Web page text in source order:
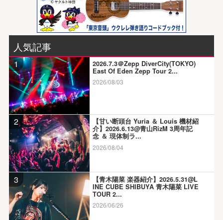
人気記事
1
2026.7.3＠Zepp DiverCity(TOKYO)
East Of Eden Zepp Tour 2...
2026/08/03
2
【甘い断頭台 Yuria ＆ Louis 機材紹
介】2026.6.13@青山RizM 3周年記
念 ＆ 現体制ラ...
2026/08/04
3
【青木陽菜 楽器紹介】2026.5.31@L
INE CUBE SHIBUYA 青木陽菜 LIVE
TOUR 2...
2026/06/26